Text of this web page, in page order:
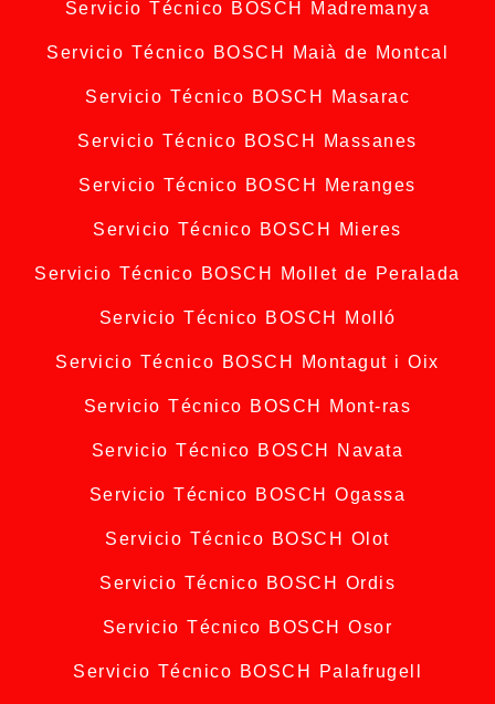
Servicio Técnico BOSCH Madremanya
Servicio Técnico BOSCH Maià de Montcal
Servicio Técnico BOSCH Masarac
Servicio Técnico BOSCH Massanes
Servicio Técnico BOSCH Meranges
Servicio Técnico BOSCH Mieres
Servicio Técnico BOSCH Mollet de Peralada
Servicio Técnico BOSCH Molló
Servicio Técnico BOSCH Montagut i Oix
Servicio Técnico BOSCH Mont-ras
Servicio Técnico BOSCH Navata
Servicio Técnico BOSCH Ogassa
Servicio Técnico BOSCH Olot
Servicio Técnico BOSCH Ordis
Servicio Técnico BOSCH Osor
Servicio Técnico BOSCH Palafrugell